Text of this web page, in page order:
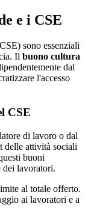
e i CSE
sono essenziali
Il buono cultura
dal
l'accesso
CSE
di lavoro o dal
delle attività sociali
buoni
dei lavoratori.
al totale offerto.
ai lavoratori e a